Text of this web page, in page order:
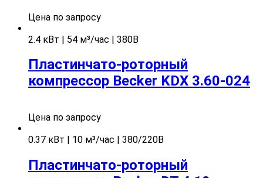
Цена по запросу
2.4 кВт | 54 м³/час | 380В
Пластинчато-роторный
компрессор Becker KDX 3.60-024
Цена по запросу
0.37 кВт | 10 м³/час | 380/220В
Пластинчато-роторный